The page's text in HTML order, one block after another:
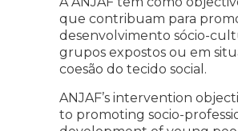
que contribuam para
desenvolvimento sócio-
grupos expostos ou em
coesão do tecido social.
ANJAF’s intervention
to promoting socio-